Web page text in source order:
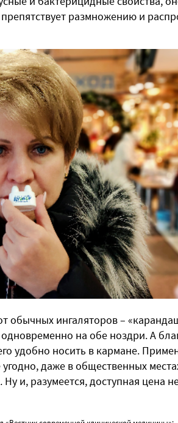
размножению и
обычных ингаляторов –
на обе ноздри. А
удобно носить в кармане.
даже в общественных
и, разумеется, доступная цена